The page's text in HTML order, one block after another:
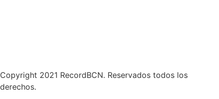
Copyright 2021 RecordBCN. Reservados todos los
derechos.